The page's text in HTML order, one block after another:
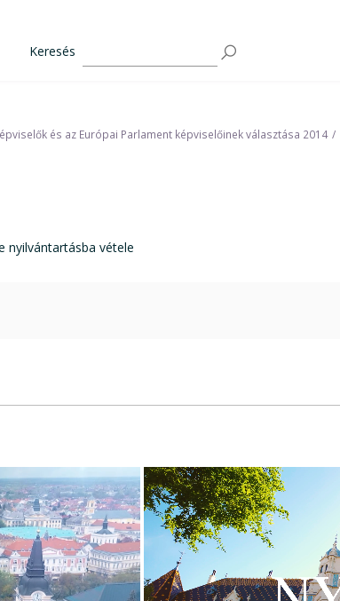
Keresés
és az Európai Parlament képviselőinek választása 2014
nyilvántartásba vétele